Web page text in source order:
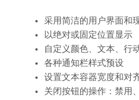
采用简洁的用户界面和
以绝对或固定位置显示
自定义颜色、文本、行
各种通知栏样式预设
设置文本容器宽度和对
关闭按钮的操作：禁用